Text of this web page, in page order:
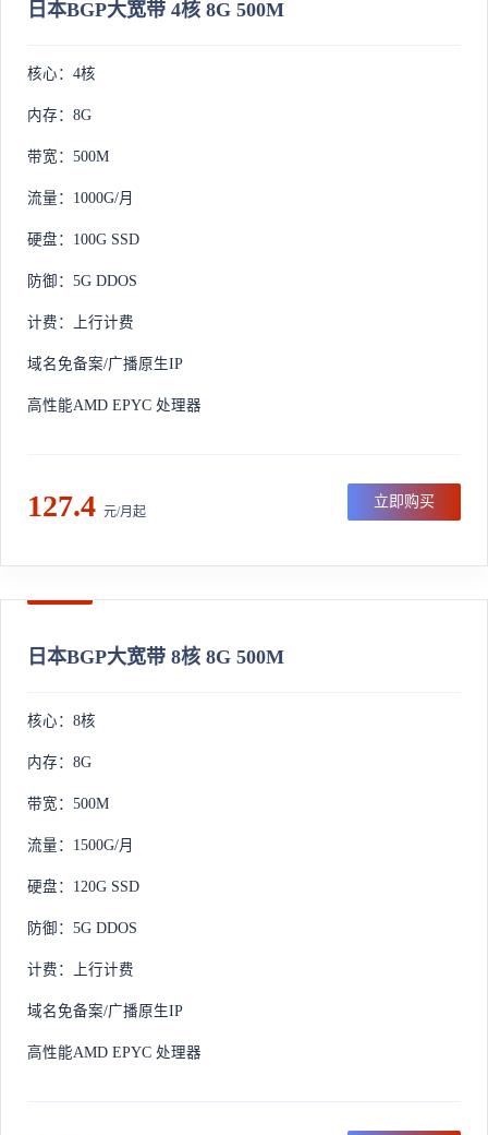
日本BGP大宽带 4核 8G 500M
核心：4核
内存：8G
带宽：500M
流量：1000G/月
硬盘：100G SSD
防御：5G DDOS
计费：上行计费
域名免备案/广播原生IP
高性能AMD EPYC 处理器
127.4 元/月起
立即购买
日本BGP大宽带 8核 8G 500M
核心：8核
内存：8G
带宽：500M
流量：1500G/月
硬盘：120G SSD
防御：5G DDOS
计费：上行计费
域名免备案/广播原生IP
高性能AMD EPYC 处理器